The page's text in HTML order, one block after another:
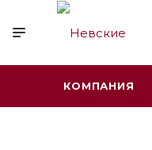
КОМПАНИЯ